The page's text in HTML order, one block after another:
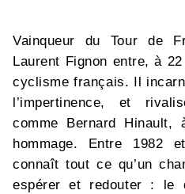
Vainqueur du Tour de
Laurent Fignon entre, à
cyclisme français. Il
l’impertinence, et
comme Bernard
hommage. Entre 1982
connaît tout ce qu’un
espérer et redouter : le